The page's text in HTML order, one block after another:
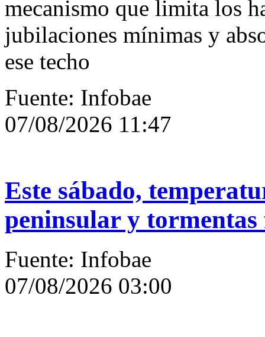
mecanismo que limita los
jubilaciones mínimas y
ese techo
Fuente: Infobae
07/08/2026 11:47
Este sábado,
peninsular y tormentas
Fuente: Infobae
07/08/2026 03:00